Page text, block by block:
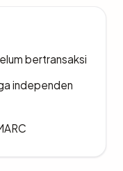
bertransaksi
independen